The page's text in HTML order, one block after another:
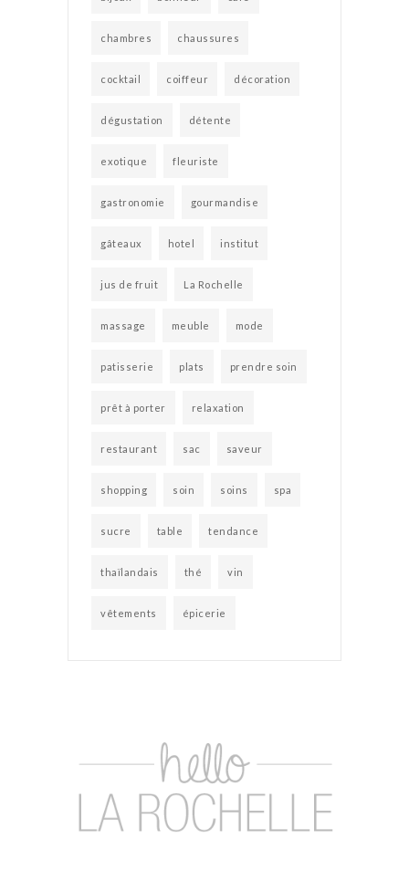
chambres chaussures
cocktail coiffeur décoration
dégustation détente
exotique fleuriste
gastronomie gourmandise
gâteaux hotel institut
jus de fruit La Rochelle
massage meuble mode
patisserie plats prendre soin
prêt à porter relaxation
restaurant sac saveur
shopping soin soins spa
sucre table tendance
thaïlandais thé vin
vêtements épicerie